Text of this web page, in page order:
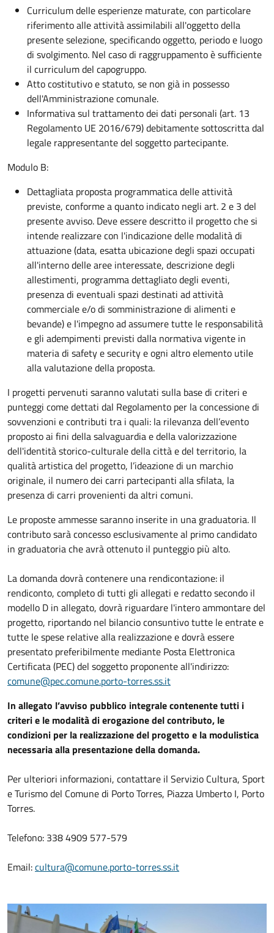
Curriculum delle esperienze maturate, con particolare
riferimento alle attività assimilabili all'oggetto della
presente selezione, specificando oggetto, periodo e luogo
di svolgimento. Nel caso di raggruppamento è sufficiente
il curriculum del capogruppo.
Atto costitutivo e statuto, se non già in possesso
dell'Amministrazione comunale.
Informativa sul trattamento dei dati personali (art. 13
Regolamento UE 2016/679) debitamente sottoscritta dal
legale rappresentante del soggetto partecipante.
Modulo B:
Dettagliata proposta programmatica delle attività
previste, conforme a quanto indicato negli art. 2 e 3 del
presente avviso. Deve essere descritto il progetto che si
intende realizzare con l'indicazione delle modalità di
attuazione (data, esatta ubicazione degli spazi occupati
all'interno delle aree interessate, descrizione degli
allestimenti, programma dettagliato degli eventi,
presenza di eventuali spazi destinati ad attività
commerciale e/o di somministrazione di alimenti e
bevande) e l'impegno ad assumere tutte le responsabilità
e gli adempimenti previsti dalla normativa vigente in
materia di safety e security e ogni altro elemento utile
alla valutazione della proposta.
I progetti pervenuti saranno valutati sulla base di criteri e
punteggi come dettati dal Regolamento per la concessione di
sovvenzioni e contributi tra i quali: la rilevanza dell’evento
proposto ai fini della salvaguardia e della valorizzazione
dell'identità storico-culturale della città e del territorio, la
qualità artistica del progetto, l’ideazione di un marchio
originale, il numero dei carri partecipanti alla sfilata, la
presenza di carri provenienti da altri comuni.
Le proposte ammesse saranno inserite in una graduatoria. Il
contributo sarà concesso esclusivamente al primo candidato
in graduatoria che avrà ottenuto il punteggio più alto.
La domanda dovrà contenere una rendicontazione: il
rendiconto, completo di tutti gli allegati e redatto secondo il
modello D in allegato, dovrà riguardare l'intero ammontare del
progetto, riportando nel bilancio consuntivo tutte le entrate e
tutte le spese relative alla realizzazione e dovrà essere
presentato preferibilmente mediante Posta Elettronica
Certificata (PEC) del soggetto proponente all'indirizzo:
comune@pec.comune.porto-torres.ss.it
In allegato l’avviso pubblico integrale contenente tutti i
criteri e le modalità di erogazione del contributo, le
condizioni per la realizzazione del progetto e la modulistica
necessaria alla presentazione della domanda.
Per ulteriori informazioni, contattare il Servizio Cultura, Sport
e Turismo del Comune di Porto Torres, Piazza Umberto I, Porto
Torres.
Telefono: 338 4909 577-579
Email:cultura@comune.porto-torres.ss.it